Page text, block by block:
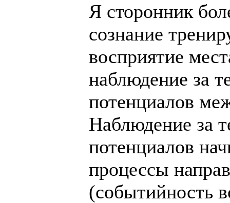
Я сторонник
сознание
восприятие
наблюдение за
потенциалов
Наблюдение за
потенциалов
процессы
(событийность